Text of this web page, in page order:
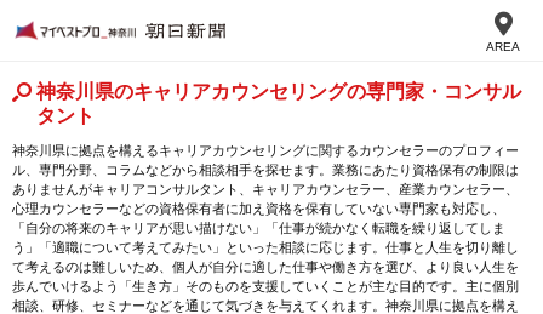
AREA
神奈川県のキャリアカウンセリングの専門家・コンサル
タント
神奈川県に拠点を構えるキャリアカウンセリングに関するカウンセラーのプロフィー
ル、専門分野、コラムなどから相談相手を探せます。業務にあたり資格保有の制限は
ありませんがキャリアコンサルタント、キャリアカウンセラー、産業カウンセラー、
心理カウンセラーなどの資格保有者に加え資格を保有していない専門家も対応し、
「自分の将来のキャリアが思い描けない」「仕事が続かなく転職を繰り返してしま
う」「適職について考えてみたい」といった相談に応じます。仕事と人生を切り離し
て考えるのは難しいため、個人が自分に適した仕事や働き方を選び、より良い人生を
歩んでいけるよう「生き方」そのものを支援していくことが主な目的です。主に個別
相談、研修、セミナーなどを通じて気づきを与えてくれます。神奈川県に拠点を構え